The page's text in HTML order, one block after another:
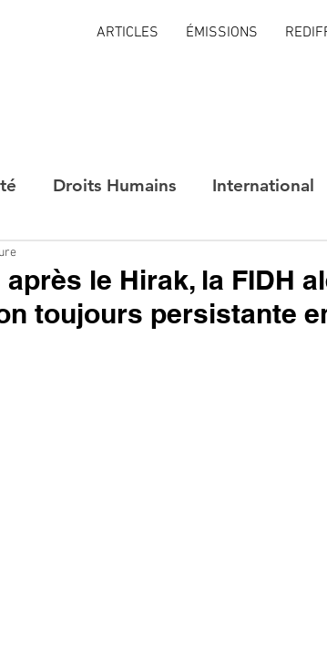
ARTICLES ÉMISSIONS
Droits Humains International
après le Hirak, la FIDH
toujours persistante